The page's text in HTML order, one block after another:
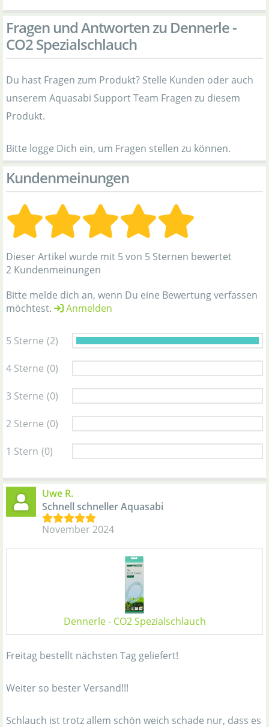
Fragen und Antworten zu Dennerle -
CO2 Spezialschlauch
Du hast Fragen zum Produkt? Stelle Kunden oder auch
unserem Aquasabi Support Team Fragen zu diesem
Produkt.
Bitte logge Dich ein, um Fragen stellen zu können.
Kundenmeinungen
Dieser Artikel wurde mit 5 von 5 Sternen bewertet
2 Kundenmeinungen
Bitte melde dich an, wenn Du eine Bewertung verfassen
möchtest.
Anmelden
5 Sterne (2)
4 Sterne (0)
3 Sterne (0)
2 Sterne (0)
1 Stern (0)
Uwe R.
Schnell schneller Aquasabi
November 2024
Dennerle - CO2 Spezialschlauch
Freitag bestellt nächsten Tag geliefert!
Weiter so bester Versand!!!
Schlauch ist trotz allem schön weich schade nur, dass es